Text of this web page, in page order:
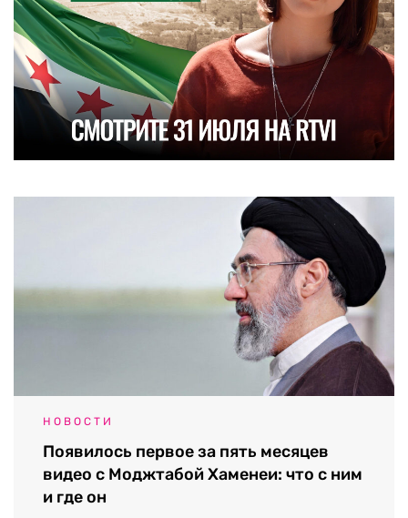
НОВОСТИ
Появилось первое за пять месяцев
видео с Моджтабой Хаменеи: что с ним
и где он